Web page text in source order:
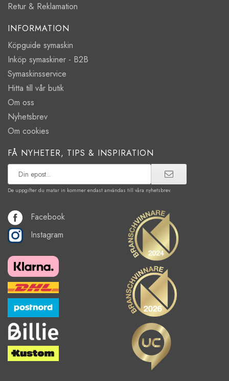
Retur & Reklamation
INFORMATION
Köpguide symaskin
Inköp symaskiner - B2B
Symaskinsservice
Hitta till vår butik
Om oss
Nyhetsbrev
Om cookies
FÅ NYHETER, TIPS & INSPIRATION
De uppgifter du matar in kommer endast användas till våra nyhetsbrev.
Facebook
Instagram